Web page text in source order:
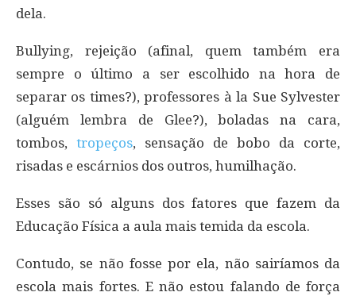
dela.
Bullying, rejeição (afinal, quem também era
sempre o último a ser escolhido na hora de
separar os times?), professores à la Sue Sylvester
(alguém lembra de Glee?), boladas na cara,
tombos, tropeços, sensação de bobo da corte,
risadas e escárnios dos outros, humilhação.
Esses são só alguns dos fatores que fazem da
Educação Física a aula mais temida da escola.
Contudo, se não fosse por ela, não sairíamos da
escola mais fortes. E não estou falando de força